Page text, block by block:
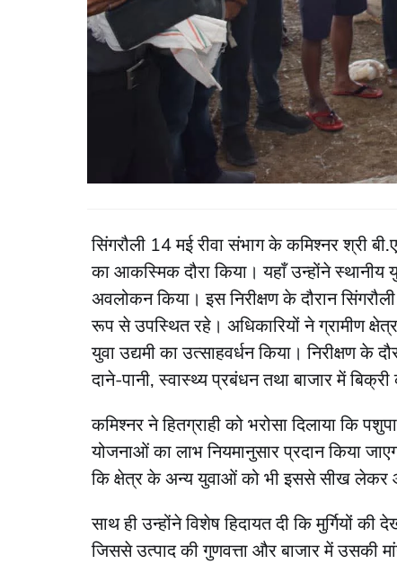
सिंगरौली 14 मई रीवा संभाग के कमिश्नर श्री
का आकस्मिक दौरा किया। यहाँ उन्होंने स्थानीय
अवलोकन किया। इस निरीक्षण के दौरान
रूप से उपस्थित रहे। अधिकारियों ने ग्रामीण
युवा उद्यमी का उत्साहवर्धन किया। निरीक्षण के
दाने-पानी, स्वास्थ्य प्रबंधन तथा बाजार में
कमिश्नर ने हितग्राही को भरोसा दिलाया कि
योजनाओं का लाभ नियमानुसार प्रदान किया
कि क्षेत्र के अन्य युवाओं को भी इससे सीख लेकर
साथ ही उन्होंने विशेष हिदायत दी कि मुर्गियों
जिससे उत्पाद की गुणवत्ता और बाजार में उसकी